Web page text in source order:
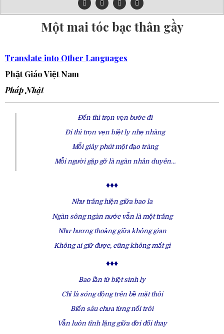
Một mai tóc bạc thân gầy
Translate into Other Languages
Phật Giáo Việt Nam
Pháp Nhật
Đến thì trọn vẹn bước đi
Đi thì trọn vẹn biệt ly nhẹ nhàng
Mỗi giây phút một đạo tràng
Mỗi người gặp gỡ là ngàn nhân duyên…
♦♦♦
Như trăng hiện giữa bao la
Ngàn sông ngàn nước vẫn là một trăng
Như hương thoảng giữa không gian
Không ai giữ được, cũng không mất gì
♦♦♦
Bao lần tử biệt sinh ly
Chỉ là sóng động trên bề mặt thôi
Biển sâu chưa từng nổi trôi
Vẫn luôn tĩnh lặng giữa đời đổi thay